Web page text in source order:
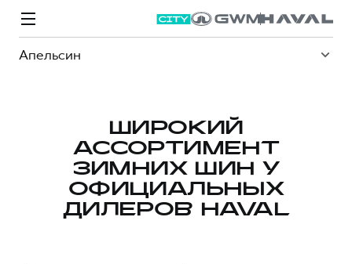
Апельсин
Модели
Покупателям
ВЫБОР И ПОКУПКА
Владельцам
СЕРВИС
Спецпредложения
СПЕЦПРЕДЛОЖЕНИЯ
О дилере
БРЕНД HAVAL
ШИРОКИЙ
АССОРТИМЕНТ
ЗИМНИХ ШИН У
ОФИЦИАЛЬНЫХ
ДИЛЕРОВ HAVAL